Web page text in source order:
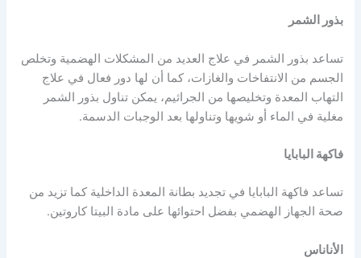
بذور الشمر
تساعد بذور الشمر في علاج العديد من المشكلات الهضمية وتخلص
الجسم من الانتفاخات والغازات، كما أن لها دور فعال في علاج
التهاب المعدة وتخليصها من الجراثيم، يمكن تناول بذور الشمر
مغلية في الماء أو شويها وتناولها بعد الوجبات الدسمة.
فاكهة البابايا
تساعد فاكهة البابايا في تجديد بطانة المعدة الداخلية كما تزيد من
صحة الجهاز الهضمي بفضل احتوائها على مادة البيتا كاروتين.
الأناناس